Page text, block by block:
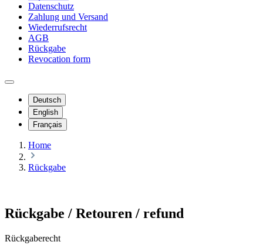
Datenschutz
Zahlung und Versand
Wiederrufsrecht
AGB
Rückgabe
Revocation form
Deutsch
English
Français
Home
Rückgabe
Rückgabe / Retouren / refund
Rückgaberecht